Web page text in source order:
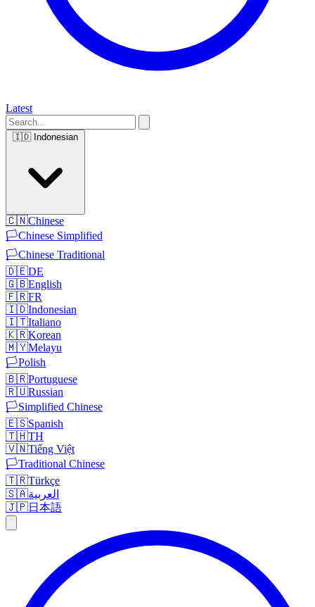
Latest
🇮🇩 Indonesian
🇨🇳Chinese
🏳️Chinese Simplified
🏳️Chinese Traditional
🇩🇪DE
🇬🇧English
🇫🇷FR
🇮🇩Indonesian
🇮🇹Italiano
🇰🇷Korean
🇲🇾Melayu
🏳️Polish
🇧🇷Portuguese
🇷🇺Russian
🏳️Simplified Chinese
🇪🇸Spanish
🇹🇭TH
🇻🇳Tiếng Việt
🏳️Traditional Chinese
🇹🇷Türkçe
🇸🇦العربية
🇯🇵日本語